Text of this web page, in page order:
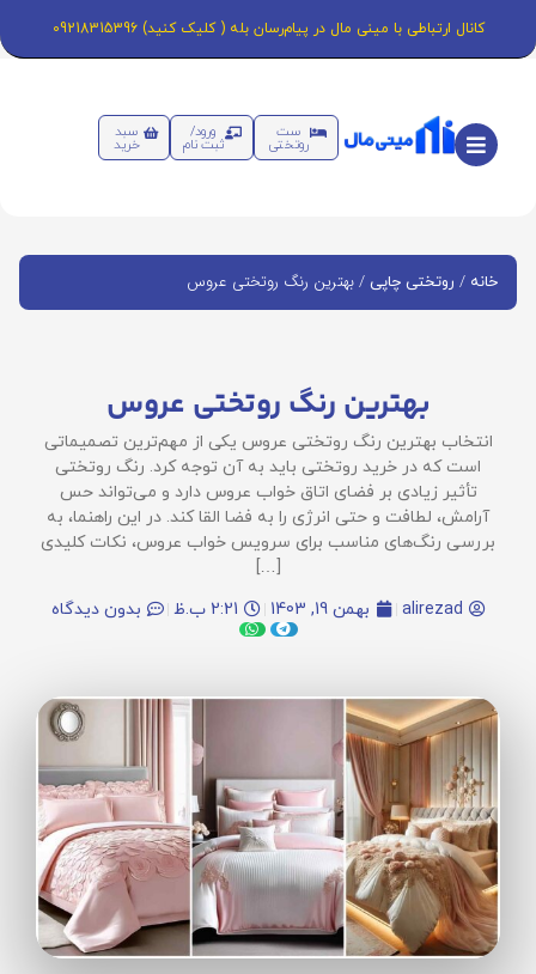
کانال ارتباطی با مینی مال در پیام‌رسان بله ( کلیک کنید) 09218315396
ست
روتختی
ورود/
ثبت نام
سبد
خرید
خانه / روتختی چاپی / بهترین رنگ روتختی عروس
بهترین رنگ روتختی عروس
انتخاب بهترین رنگ روتختی عروس یکی از مهم‌ترین تصمیماتی
است که در خرید روتختی باید به آن توجه کرد. رنگ روتختی
تأثیر زیادی بر فضای اتاق خواب عروس دارد و می‌تواند حس
آرامش، لطافت و حتی انرژی را به فضا القا کند. در این راهنما، به
بررسی رنگ‌های مناسب برای سرویس خواب عروس، نکات کلیدی
[…]
alirezad
بهمن 19, 1403 2:21 ب.ظ بدون دیدگاه